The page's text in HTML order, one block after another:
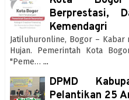
Berprestasi,
Kemendagri
Jatiluhuronline, Bogor – Kabar
Hujan. Pemerintah Kota
"Peme… ...
DPMD
Pelantikan 25